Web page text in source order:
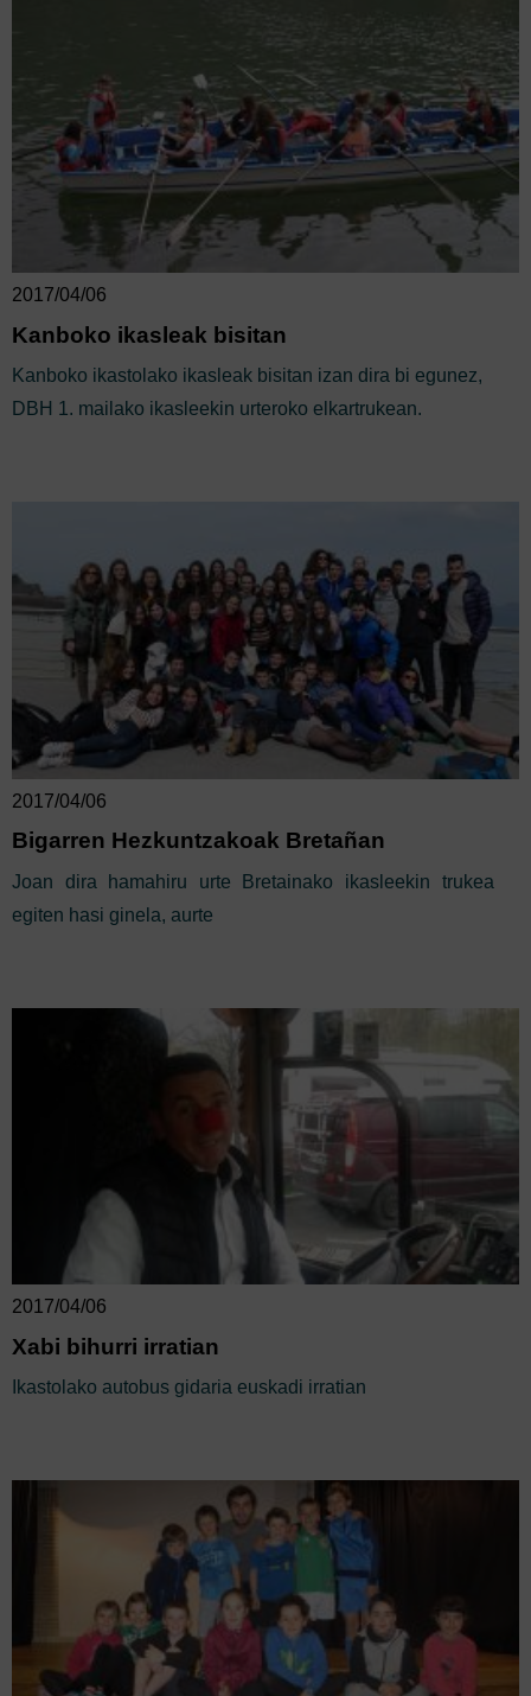
2017/04/06
Kanboko ikasleak bisitan
Kanboko ikastolako ikasleak bisitan izan dira bi egunez,
DBH 1. mailako ikasleekin urteroko elkartrukean.
2017/04/06
Bigarren Hezkuntzakoak Bretañan
Joan dira hamahiru urte Bretainako ikasleekin trukea
egiten hasi ginela, aurte
2017/04/06
Xabi bihurri irratian
Ikastolako autobus gidaria euskadi irratian